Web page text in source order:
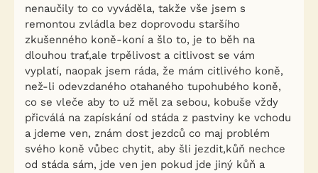
nenaučily to co vyváděla, takže vše jsem s
remontou zvládla bez doprovodu staršího
zkušenného koně-koní a šlo to, je to běh na
dlouhou trať,ale trpělivost a citlivost se vám
vyplatí, naopak jsem ráda, že mám citlivého koně,
než-li odevzdaného otahaného tupohubého koně,
co se vleče aby to už měl za sebou, kobuše vždy
přicválá na zapískání od stáda z pastviny ke vchodu
a jdeme ven, znám dost jezdců co maj problém
svého koně vůbec chytit, aby šli jezdit,kůň nechce
od stáda sám, jde ven jen pokud jde jiný kůň a